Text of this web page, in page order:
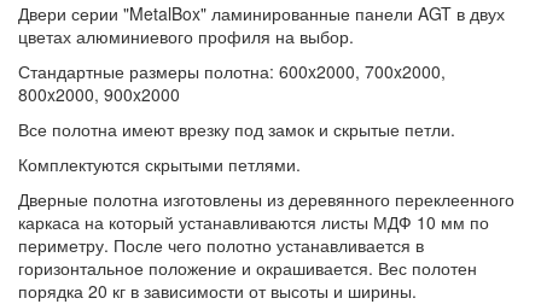
Двери серии "MetalBox" ламинированные панели AGT в двух
цветах алюминиевого профиля на выбор.
Стандартные размеры полотна: 600x2000, 700x2000,
800x2000, 900x2000
Все полотна имеют врезку под замок и скрытые петли.
Комплектуются скрытыми петлями.
Дверные полотна изготовлены из деревянного переклеенного
каркаса на который устанавливаются листы МДФ 10 мм по
периметру. После чего полотно устанавливается в
горизонтальное положение и окрашивается. Вес полотен
порядка 20 кг в зависимости от высоты и ширины.